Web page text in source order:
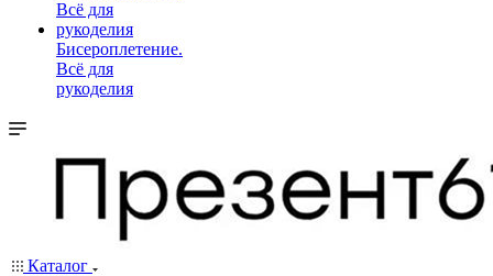
Бисероплетение.
Всё для
рукоделия
Каталог